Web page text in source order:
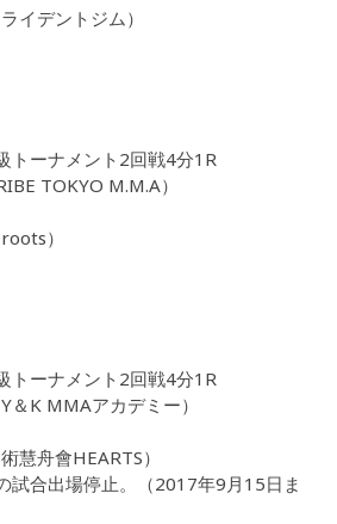
イデントジム）
トーナメント2回戦4分1R
TOKYO M.M.A）
）
トーナメント2回戦4分1R
＆K MMAアカデミー）
慧舟會HEARTS）
試合出場停止。（2017年9月15日ま